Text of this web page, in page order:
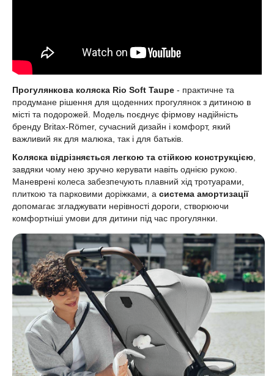
Прогулянкова коляска Rio Soft Taupe - практичне та
продумане рішення для щоденних прогулянок з дитиною в
місті та подорожей. Модель поєднує фірмову надійність
бренду Britax-Römer, сучасний дизайн і комфорт, який
важливий як для малюка, так і для батьків.
Коляска відрізняється легкою та стійкою конструкцією
завдяки чому нею зручно керувати навіть однією рукою.
Маневрені колеса забезпечують плавний хід тротуарами,
плиткою та парковими доріжками, а система амортизації
допомагає згладжувати нерівності дороги, створюючи
комфортніші умови для дитини під час прогулянки.